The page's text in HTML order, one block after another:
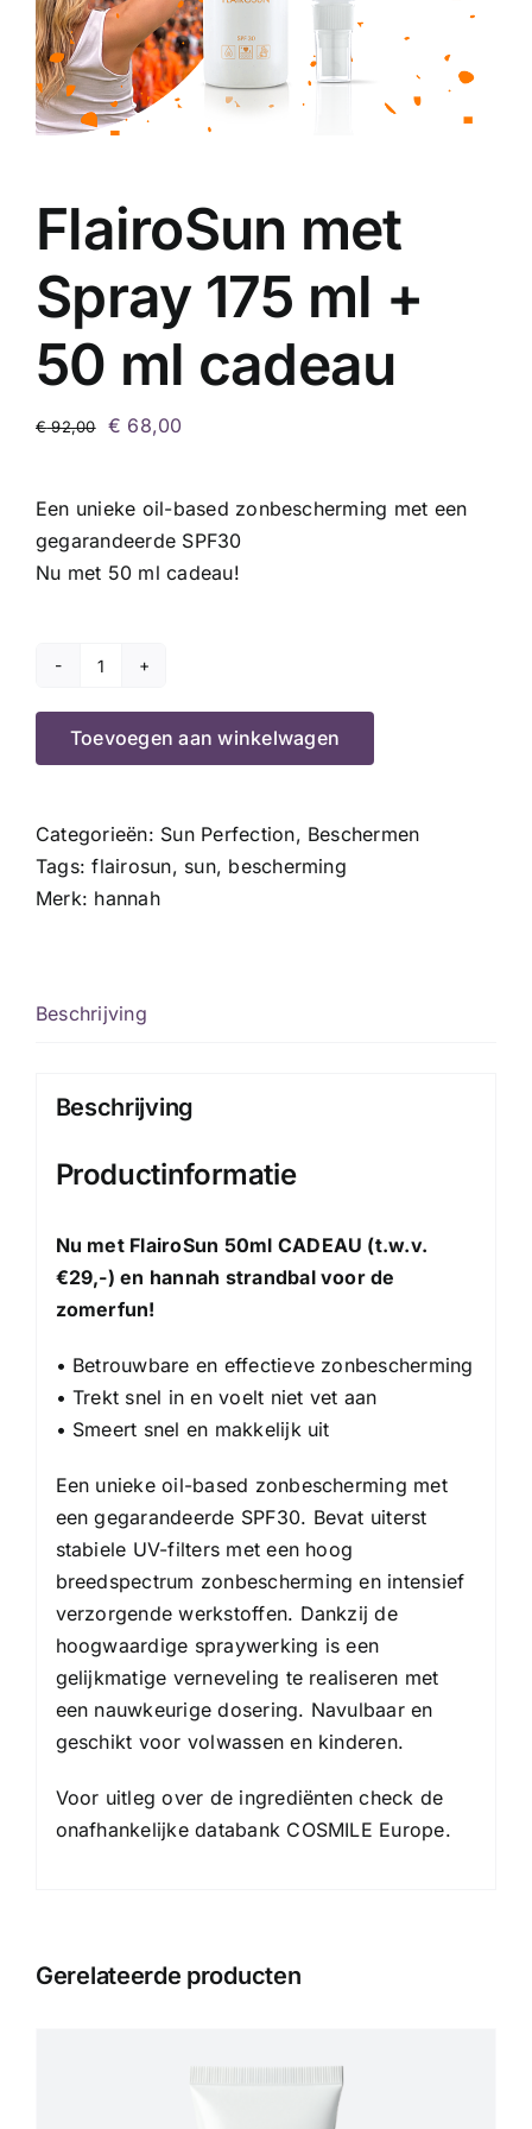
FlairoSun met
Spray 175 ml +
50 ml cadeau
€92,00
Oorspronkelijke
€ 92,00.
€ 68,00
€ 68,00.
Een unieke oil-based zonbescherming met een
gegarandeerde SPF30
Nu met 50 ml cadeau!
FlairoSun
met
Spray
+
50
ml
Toevoegen aan winkelwagen
Categorieën: Sun Perfection, Beschermen
Tags:flairosun, sun, bescherming
Merk: hannah
Beschrijving
Beschrijving
Productinformatie
Nu met FlairoSun 50ml CADEAU (t.w.v.
€29,-) en hannah strandbal voor de
zomerfun!
• Betrouwbare en effectieve zonbescherming
• Trekt snel in en voelt niet vet aan
• Smeert snel en makkelijk uit
Een unieke oil-based zonbescherming met
een gegarandeerde SPF30. Bevat uiterst
stabiele UV-filters met een hoog
breedspectrum zonbescherming en intensief
verzorgende werkstoffen. Dankzij de
hoogwaardige spraywerking is een
gelijkmatige verneveling te realiseren met
een nauwkeurige dosering. Navulbaar en
geschikt voor volwassen en kinderen.
Voor uitleg over de ingrediënten check de
onafhankelijke databank COSMILE Europe.
Gerelateerde producten